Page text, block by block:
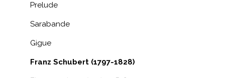
Prelude
Sarabande
Gigue
Franz Schubert (1797-1828)